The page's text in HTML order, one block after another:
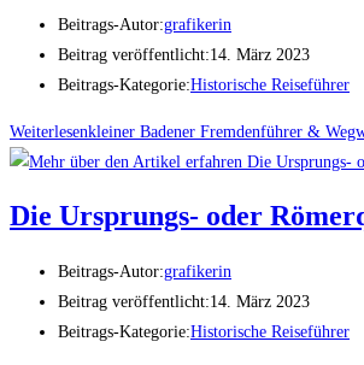
Beitrags-Autor:grafikerin
Beitrag veröffentlicht:14. März 2023
Beitrags-Kategorie:Historische Reiseführer
Weiterlesenkleiner Badener Fremdenführer &
Die Ursprungs- oder
Beitrags-Autor:grafikerin
Beitrag veröffentlicht:14. März 2023
Beitrags-Kategorie:Historische Reiseführer